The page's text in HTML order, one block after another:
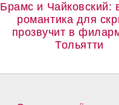
Брамс и Чайковский:
романтика для
прозвучит в
Тольятти